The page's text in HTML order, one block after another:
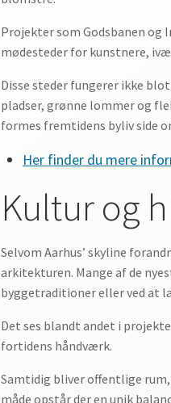
Projekter som Godsbanen
mødesteder for kunstnere,
Disse steder fungerer ikke
pladser, grønne lommer og
formes fremtidens byliv side
Her finder du mere
Kultur og
Selvom Aarhus’ skyline
arkitekturen. Mange af de
byggetraditioner eller ved at
Det ses blandt andet i
fortidens håndværk.
Samtidig bliver offentlige rum,
måde opstår der en unik